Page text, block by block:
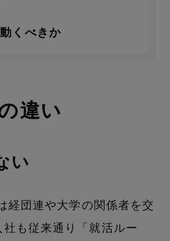
くべきか
違い
い
経団連や大学の関係者を交
も従来通り「就活ルー